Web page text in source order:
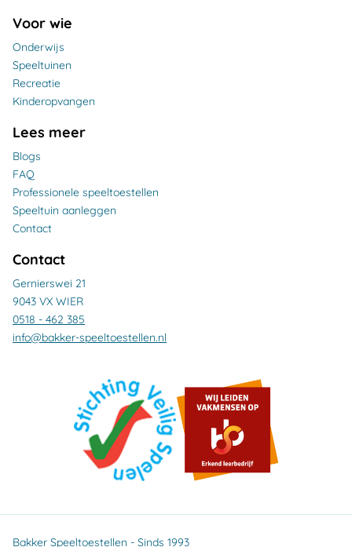
Voor wie
Onderwijs
Speeltuinen
Recreatie
Kinderopvangen
Lees meer
Blogs
FAQ
Professionele speeltoestellen
Speeltuin aanleggen
Contact
Contact
Gernierswei 21
9043 VX WIER
0518 - 462 385
info@bakker-speeltoestellen.nl
Bakker Speeltoestellen - Sinds 1993